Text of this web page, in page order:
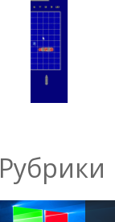
Рубрики